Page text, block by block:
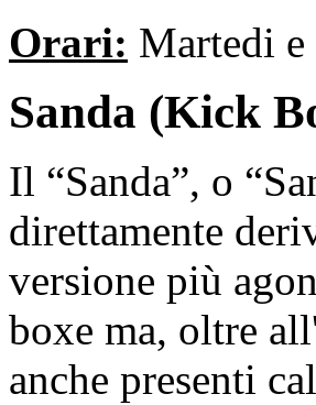
Orari: Martedi
Sanda (Kick
Il “Sanda”, o “
direttamente
versione più
boxe ma, oltre
anche presenti